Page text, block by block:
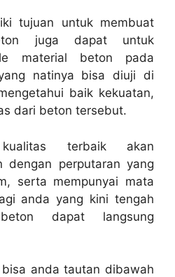
tujuan untuk membuat
juga dapat untuk
material beton pada
natinya bisa diuji di
baik kekuatan,
dari beton tersebut.
terbaik akan
dengan perputaran yang
serta mempunyai mata
anda yang kini tengah
dapat langsung
anda tautan dibawah